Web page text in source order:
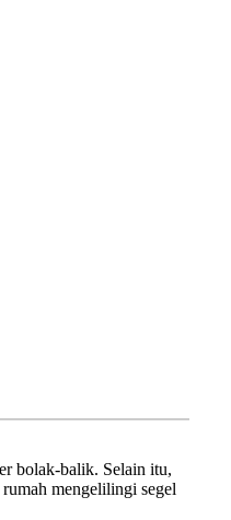
bolak-balik. Selain itu,
rumah mengelilingi segel